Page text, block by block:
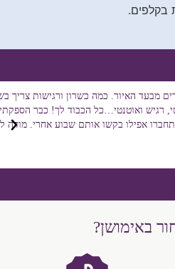
בקלפים.
מבעד האיור. כמה כשרון ורגישות צריך
רגיש ואוטנטי…כל הכבוד לך! כבר
אפילו בקשו אותם שבוע אחרי. מודה
באימושן?